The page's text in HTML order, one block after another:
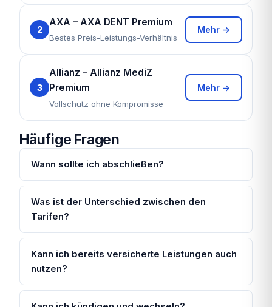
2
AXA – AXA DENT Premium
Bestes Preis-Leistungs-Verhältnis
Mehr →
3
Allianz – Allianz MediZ
Premium
Vollschutz ohne Kompromisse
Mehr →
Häufige Fragen
Wann sollte ich abschließen?
Was ist der Unterschied zwischen den
Tarifen?
Kann ich bereits versicherte Leistungen auch
nutzen?